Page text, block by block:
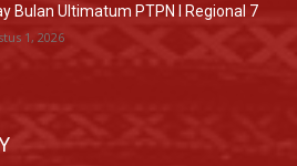
Bulan Ultimatum PTPN I Regional 7
1, 2026